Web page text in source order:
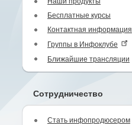
Бесплатные курсы
Контактная информация
Группы в Инфоклубе
Ближайшие трансляции
Сотрудничество
Стать инфопродюсером